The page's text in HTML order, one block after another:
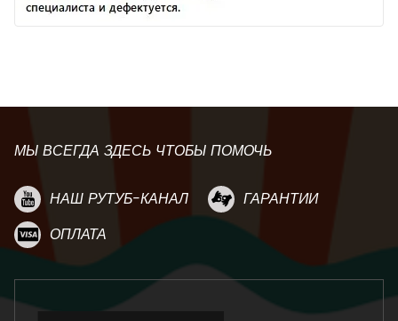
МЫ ВСЕГДА ЗДЕСЬ ЧТОБЫ ПОМОЧЬ
НАШ РУТУБ-КАНАЛ
ГАРАНТИИ
ОПЛАТА